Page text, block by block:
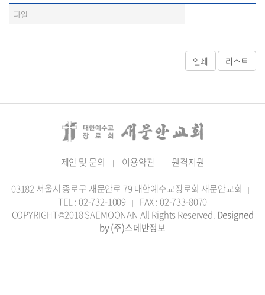
파일
제안 및 문의 | 이용약관 | 원격지원
03182 서울시 종로구 새문안로 79 대한예수교장로회 새문안교회 |
TEL : 02-732-1009 |
FAX : 02-733-8070
COPYRIGHT©2018 SAEMOONAN All Rights Reserved. Designed
by (주)스데반정보